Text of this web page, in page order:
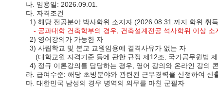
나. 임용일: 2026.09.01.
다. 자격조건
1) 해당 전공분야 박사학위 소지자 (2026.08.31.까지 학위
- 공과대학 건축학부의 경우, 건축설계전공 석사학위 이상 소
2) 영어강의가 가능한 자
3) 사립학교 및 본교 교원임용에 결격사유가 없는 자
(대학교원 자격기준 등에 관한 규정 제12조, 국가공무원법
4) 정규 이론강의를 담당하는 경우, 영어 강의와 온라인 강의
라. 급여수준: 해당 초빙분야와 관련된 근무경력을 산정하여 산
마. 대한민국 남성의 경우 병역의 의무를 마친 군필자